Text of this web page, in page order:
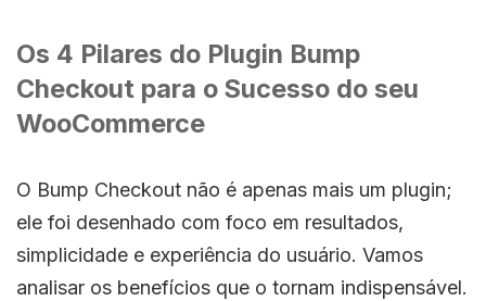
Os 4 Pilares do Plugin Bump
Checkout para o Sucesso do seu
WooCommerce
O Bump Checkout não é apenas mais um plugin;
ele foi desenhado com foco em resultados,
simplicidade e experiência do usuário. Vamos
analisar os benefícios que o tornam indispensável.